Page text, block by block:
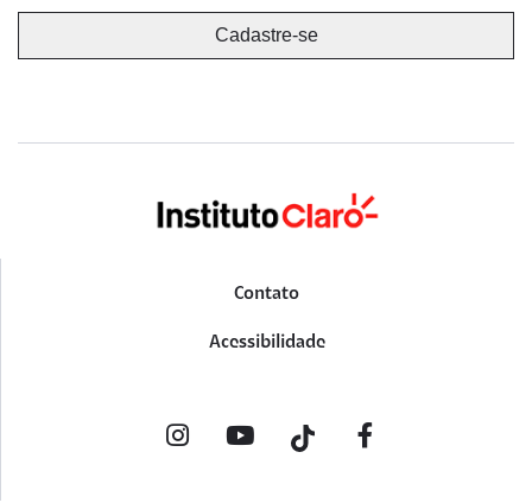
Contato
Acessibilidade